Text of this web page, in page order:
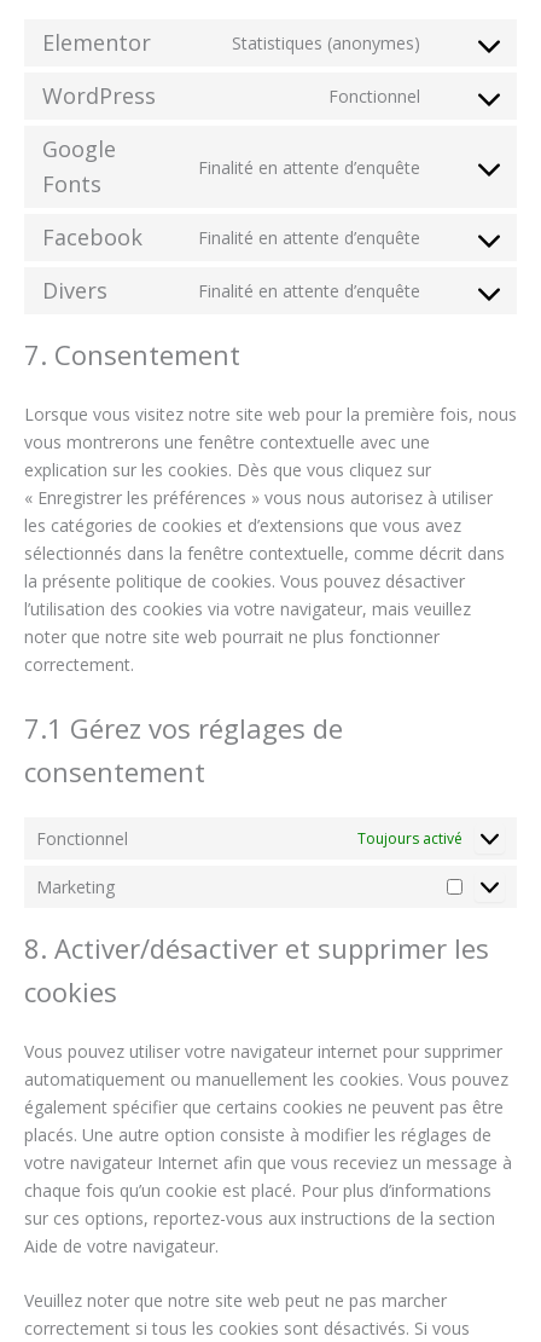
Elementor Statistiques (anonymes)
WordPress Fonctionnel
Google
Fonts
Finalité en attente d’enquête
Facebook Finalité en attente d’enquête
Divers Finalité en attente d’enquête
7. Consentement
Lorsque vous visitez notre site web pour la première fois, nous
vous montrerons une fenêtre contextuelle avec une
explication sur les cookies. Dès que vous cliquez sur
« Enregistrer les préférences » vous nous autorisez à utiliser
les catégories de cookies et d’extensions que vous avez
sélectionnés dans la fenêtre contextuelle, comme décrit dans
la présente politique de cookies. Vous pouvez désactiver
l’utilisation des cookies via votre navigateur, mais veuillez
noter que notre site web pourrait ne plus fonctionner
correctement.
7.1 Gérez vos réglages de
consentement
Fonctionnel Toujours activé
Marketing
8. Activer/désactiver et supprimer les
cookies
Vous pouvez utiliser votre navigateur internet pour supprimer
automatiquement ou manuellement les cookies. Vous pouvez
également spécifier que certains cookies ne peuvent pas être
placés. Une autre option consiste à modifier les réglages de
votre navigateur Internet afin que vous receviez un message à
chaque fois qu’un cookie est placé. Pour plus d’informations
sur ces options, reportez-vous aux instructions de la section
Aide de votre navigateur.
Veuillez noter que notre site web peut ne pas marcher
correctement si tous les cookies sont désactivés. Si vous